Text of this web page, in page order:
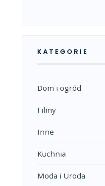
KATEGORIE
Dom i ogród
Filmy
Inne
Kuchnia
Moda i Uroda